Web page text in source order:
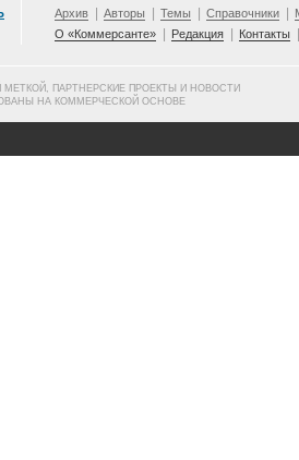
Архив Авторы Темы Справочники
О «Коммерсанте»
Редакция Контакты
МЕТКОЙ, ПАРТНЕРСКИЕ ПРОЕКТЫ И НОВОСТИ
НА КОММЕРЧЕСКОЙ ОСНОВЕ